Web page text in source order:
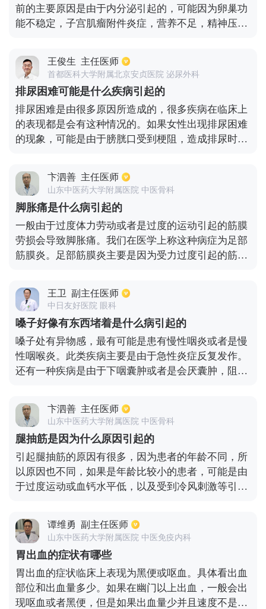
曲，疼痛肿胀，一般这种情况下，患者需要服用相应
的非甾体抗炎消菌类药物进行治疗，同时还可以配合
前的主要原因是由于内分泌引起的，可能因为卵巢功
能不稳定，子宫肌瘤附件炎症，营养不足，精神压
后。如果月经来潮经常提前超出了一周，属于经期不
稳定情况，需要到医院抽血检查性激素六项，b超查
看子宫内是否存在子宫肌瘤，盆腔肿瘤以及子宫内膜
问题等，经过医生确诊后，通过医生指导下进行调理
或者治疗。
王俊生 主任医师
首都医科大学附属北京安贞医院 泌尿外科
排尿困难可能是什么疾病引起的
排尿困难是由很多原因所造成的，很多疾病在临床上
的表现都是会有这种情况的。如果女性出现排尿困难
的现象，可能是由于膀胱口受到梗阻，造成排尿时的
现这种现象的话，可能是前列腺疾病所引起的，因为
前列腺也是会影响膀胱口的梗阻的，最常见的疾病就
是前列腺增生了。因为前列腺在增生之后，腺体就会
增大，从而就会压迫到尿道，然后影响到膀胱出口。
此外还需要确定是否是前列腺癌所引起的，因为当癌
肿比较大的时候，也是会压迫到尿道的。还有就是膀
胱自身所存在的病变，例如膀胱逼尿肌的收缩无力，
行检查，有些肾脏疾病也是会影响排泄的。
卞泗善 主任医师
山东中医药大学附属医院 中医骨科
脚胀痛是什么病引起的
一般由于过度体力劳动或者是过度的运动引起的筋膜
劳损会导致脚胀痛。我们在医学上称这种病症为足部
筋膜炎。足部筋膜炎主要是因为受力过度引起的筋膜
减轻，在继续强烈运动之后会加重。除此之外，足部
骨质增生以及足部骨质的蜕变，也同样会导致足部胀
痛的现象。患者应根据实际情况来确定自己足部胀痛
的具体原因。如果足部胀痛出现持续加剧，并且在服
用药物之后并没有减轻，患者需要立即就医，找到产
生这种情况的具体原因，进行针对性治疗。
王卫 副主任医师
中日友好医院 眼科
嗓子好像有东西堵着是什么病引起的
嗓子处有异物感，最有可能是患有慢性咽炎或者是慢
性咽喉炎。此类疾病主要是由于急性炎症反复发作。
还有一种疾病是由于下咽囊肿或者是会厌囊肿，阻碍
情况下要及时进行手术切除，防止它恶性病变。建议
做咽喉处的检查以及食道镜，查明出现异物感的原因
究竟是淋巴组织增生还是出现了新生物。
卞泗善 主任医师
山东中医药大学附属医院 中医骨科
腿抽筋是因为什么原因引起的
引起腿抽筋的原因有很多，因为患者的年龄不同，所
以原因也不同，如果是年龄比较小的患者，可能是由
于过度运动或血钙水平低，以及受到冷风刺激等引起
走动，同时在日常生活中合理的服用钙片也能减少腿
抽筋现象的发生。如果患者年龄比较大，可能是因为
骨质疏松或者是身体老化引起的腿抽筋，建议该类患
者切勿长期保持一种姿势，使肌肉发酸，从而引起腿
抽筋，平常要注意多休息，能有效的缓解腿抽筋症
状。
谭维勇 副主任医师
山东中医药大学附属医院 中医免疫内科
胃出血的症状有哪些
胃出血的症状临床上表现为黑便或呕血。具体看出血
部位和出血量多少。如果在幽门以上出血，一般会出
现呕血或者黑便，但是如果出血量少并且速度不是很